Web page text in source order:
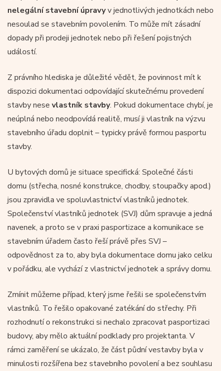
nelegální stavební úpravyv jednotlivých jednotkách nebo
nesoulad se stavebním povolením. To může mít zásadní
dopady při prodeji jednotek nebo při řešení pojistných
událostí.
Z právního hlediska je důležité vědět, že povinnost mít k
dispozici dokumentaci odpovídající skutečnému provedení
stavby nese vlastník stavby. Pokud dokumentace chybí, je
neúplná nebo neodpovídá realitě, musí ji vlastník na výzvu
stavebního úřadu doplnit – typicky právě formou pasportu
stavby.
U bytových domů je situace specifická: Společné části
domu (střecha, nosné konstrukce, chodby, stoupačky apod.)
jsou zpravidla ve spoluvlastnictví vlastníků jednotek.
Společenství vlastníků jednotek (SVJ) dům spravuje a jedná
navenek, a proto se v praxi pasportizace a komunikace se
stavebním úřadem často řeší právě přes SVJ –
odpovědnost za to, aby byla dokumentace domu jako celku
v pořádku, ale vychází z vlastnictví jednotek a správy domu.
Zmínit můžeme případ, který jsme řešili se společenstvím
vlastníků. To řešilo opakované zatékání do střechy. Při
rozhodnutí o rekonstrukci si nechalo zpracovat pasportizaci
budovy, aby mělo aktuální podklady pro projektanta. V
rámci zaměření se ukázalo, že část půdní vestavby byla v
minulosti rozšířena bez stavebního povolení a bez souhlasu